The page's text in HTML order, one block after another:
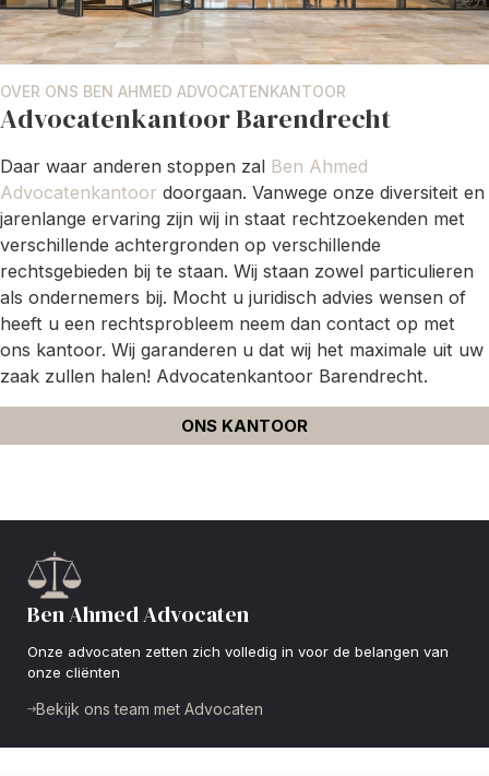
OVER ONS BEN AHMED ADVOCATENKANTOOR
Advocatenkantoor Barendrecht
Daar waar anderen stoppen zal Ben Ahmed
Advocatenkantoor doorgaan. Vanwege onze diversiteit en
jarenlange ervaring zijn wij in staat rechtzoekenden met
verschillende achtergronden op verschillende
rechtsgebieden bij te staan. Wij staan zowel particulieren
als ondernemers bij. Mocht u juridisch advies wensen of
heeft u een rechtsprobleem neem dan contact op met
ons kantoor. Wij garanderen u dat wij het maximale uit uw
zaak zullen halen! Advocatenkantoor Barendrecht.
ONS KANTOOR
Ben Ahmed Advocaten
Onze advocaten zetten zich volledig in voor de belangen van
onze cliënten
Bekijk ons team met Advocaten